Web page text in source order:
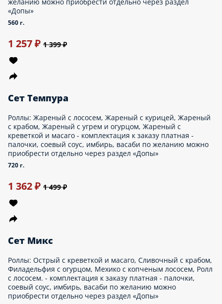
Сет Царь
30см; Роллы: Бекон с курицей, Алоха, Цезарь с курицей, Сырный
Барбекью, Запеченый Чеддер чиз, Запеченый Чесночный
цыпленок. - комплектация к заказу платная - палочки, соевый
через раздел «Допы»
3 985 ₽4 999 ₽
НОВИНКА
Сет Калифорния
Калифорния с крабом, калифорния с креветкой, калифорния с
чукой, калифорния с тунцом, калифорния с с лососем,
460 г.
НОВИНКА